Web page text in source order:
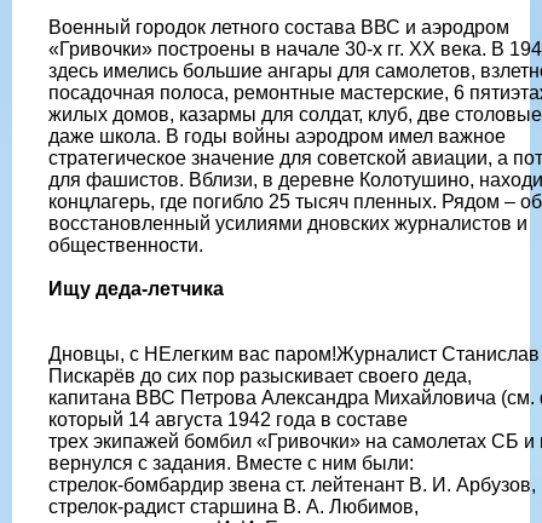
Военный городок летного состава ВВС и аэродром
«Гривочки» построены в начале 30-х гг. XX века. В
здесь имелись большие ангары для самолетов,
посадочная полоса, ремонтные мастерские, 6
жилых домов, казармы для солдат, клуб, две
даже школа. В годы войны аэродром имел важное
стратегическое значение для советской авиации, а
для фашистов. Вблизи, в деревне Колотушино,
концлагерь, где погибло 25 тысяч пленных. Рядом –
восстановленный усилиями дновских журналистов и
общественности.
Ищу деда-летчика
Дновцы, с НЕлегким вас паром!Журналист Станислав
Пискарёв до сих пор разыскивает своего деда,
капитана ВВС Петрова Александра Михайловича (см.
который 14 августа 1942 года в составе
трех экипажей бомбил «Гривочки» на самолетах СБ и
вернулся с задания. Вместе с ним были:
стрелок-бомбардир звена ст. лейтенант В. И. Арбузов,
стрелок-радист старшина В. А. Любимов,